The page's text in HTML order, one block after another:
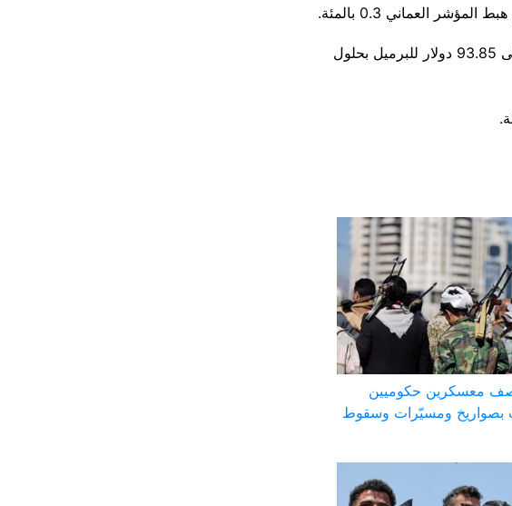
وانخفضت ⁠العقود الآجلة ​لخام برنت 1.13 دولار، أو 1.2 بالمئة، ​لتصل إلى 93.85 دولار للبرميل بحلول
معسكرين حكوميين
ومسيّرات وسقوط